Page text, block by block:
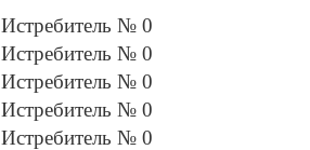
Истребитель № 0
Истребитель № 0
Истребитель № 0
Истребитель № 0
Истребитель № 0